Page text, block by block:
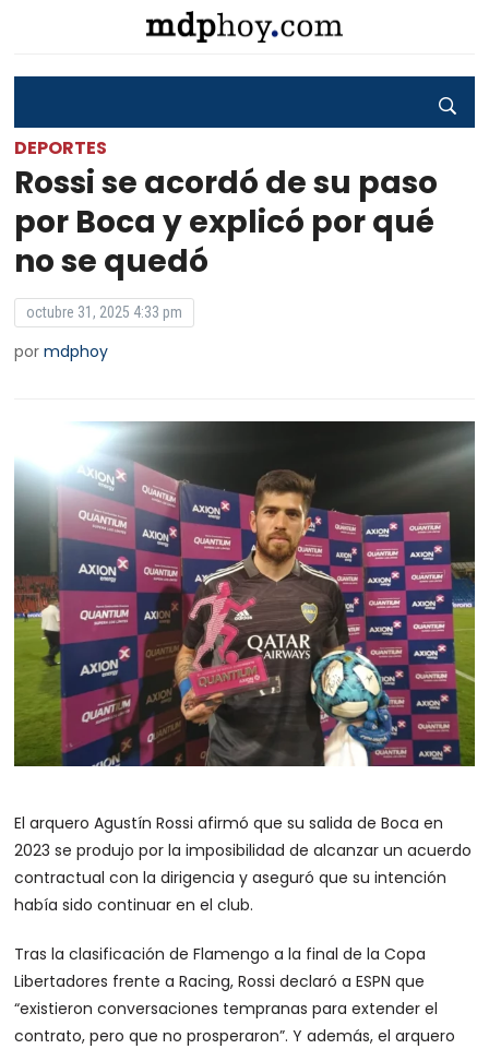
DEPORTES
Rossi se acordó de su paso
por Boca y explicó por qué
no se quedó
octubre 31, 2025 4:33 pm
pormdphoy
El arquero Agustín Rossi afirmó que su salida de Boca en
2023 se produjo por la imposibilidad de alcanzar un acuerdo
contractual con la dirigencia y aseguró que su intención
había sido continuar en el club.
Tras la clasificación de Flamengo a la final de la Copa
Libertadores frente a Racing, Rossi declaró a ESPN que
“existieron conversaciones tempranas para extender el
contrato, pero que no prosperaron”. Y además, el arquero